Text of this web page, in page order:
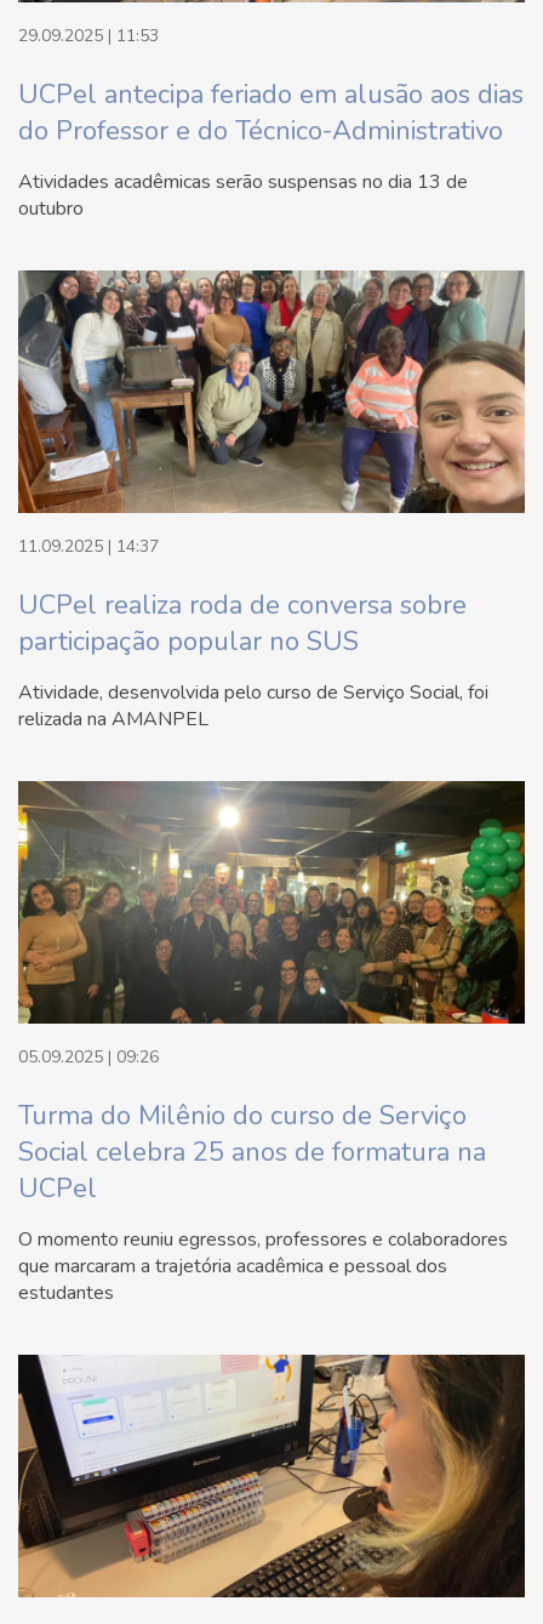
29.09.2025 | 11:53
UCPel antecipa feriado em alusão aos dias
do Professor e do Técnico-Administrativo
Atividades acadêmicas serão suspensas no dia 13 de
outubro
11.09.2025 | 14:37
UCPel realiza roda de conversa sobre
participação popular no SUS
Atividade, desenvolvida pelo curso de Serviço Social, foi
relizada na AMANPEL
05.09.2025 | 09:26
Turma do Milênio do curso de Serviço
Social celebra 25 anos de formatura na
UCPel
O momento reuniu egressos, professores e colaboradores
que marcaram a trajetória acadêmica e pessoal dos
estudantes